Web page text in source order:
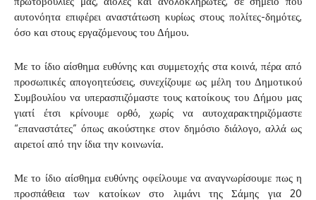
αυτονόητα επιφέρει αναστάτωση κυρίως στους πολίτες-δημότες,
όσο και στους εργαζόμενους του Δήμου.
Με το ίδιο αίσθημα ευθύνης και συμμετοχής στα κοινά, πέρα από
προσωπικές απογοητεύσεις, συνεχίζουμε ως μέλη του Δημοτικού
Συμβουλίου να υπερασπιζόμαστε τους κατοίκους του Δήμου μας
γιατί έτσι κρίνουμε ορθό, χωρίς να αυτοχαρακτηριζόμαστε
“επαναστάτες” όπως ακούστηκε στον δημόσιο διάλογο, αλλά ως
αιρετοί από την ίδια την κοινωνία.
Με το ίδιο αίσθημα ευθύνης οφείλουμε να αναγνωρίσουμε πως η
προσπάθεια των κατοίκων στο λιμάνι της Σάμης για 20